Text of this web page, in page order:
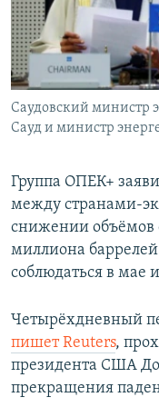
Հայերեն
English
Русский
Саудовский министр
Сауд и министр
Группа ОПЕК+
между странами-
снижении объёмов
миллиона
соблюдаться в мае
Четырёхдневный
пишет Reuters,
президента США
прекращения